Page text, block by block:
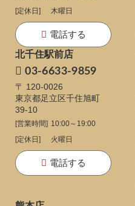
[定休日]
木曜日
電話する
北千住駅前店
03-6633-9859
〒 120-0026
東京都足立区千住旭町
39-10
[営業時間] 10:00～19:00
[定休日]
火曜日
電話する